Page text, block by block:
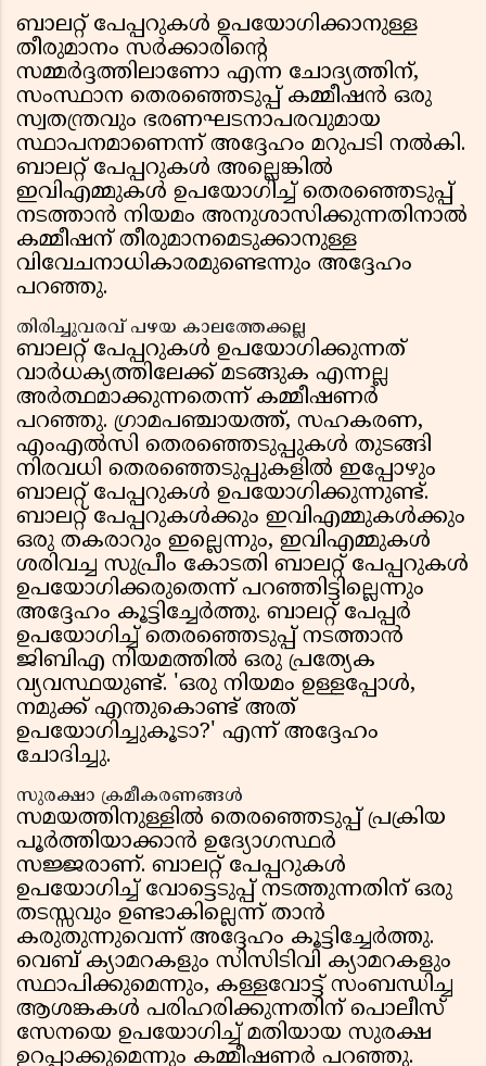
ബാലറ്റ് പേപ്പറുകൾ ഉപയോഗിക്കാനുള്ള
തീരുമാനം സർക്കാരിന്റെ
സമ്മർദ്ദത്തിലാണോ എന്ന ചോദ്യത്തിന്,
സംസ്ഥാന തെരഞ്ഞെടുപ്പ് കമ്മീഷൻ ഒരു
സ്വതന്ത്രവും ഭരണഘടനാപരവുമായ
സ്ഥാപനമാണെന്ന് അദ്ദേഹം മറുപടി നൽകി.
ബാലറ്റ് പേപ്പറുകൾ അല്ലെങ്കിൽ
ഇവിഎമ്മുകൾ ഉപയോഗിച്ച് തെരഞ്ഞെടുപ്പ്
നടത്താൻ നിയമം അനുശാസിക്കുന്നതിനാൽ
കമ്മീഷന് തീരുമാനമെടുക്കാനുള്ള
വിവേചനാധികാരമുണ്ടെന്നും അദ്ദേഹം
പറഞ്ഞു.
തിരിച്ചുവരവ് പഴയ കാലത്തേക്കല്ല
ബാലറ്റ് പേപ്പറുകൾ ഉപയോഗിക്കുന്നത്
വാർധക്യത്തിലേക്ക് മടങ്ങുക എന്നല്ല
അർത്ഥമാക്കുന്നതെന്ന് കമ്മീഷണർ
പറഞ്ഞു. ഗ്രാമപഞ്ചായത്ത്, സഹകരണ,
എംഎൽസി തെരഞ്ഞെടുപ്പുകൾ തുടങ്ങി
നിരവധി തെരഞ്ഞെടുപ്പുകളിൽ ഇപ്പോഴും
ബാലറ്റ് പേപ്പറുകൾ ഉപയോഗിക്കുന്നുണ്ട്.
ബാലറ്റ് പേപ്പറുകൾക്കും ഇവിഎമ്മുകൾക്കും
ഒരു തകരാറും ഇല്ലെന്നും, ഇവിഎമ്മുകൾ
ശരിവച്ച സുപ്രീം കോടതി ബാലറ്റ് പേപ്പറുകൾ
ഉപയോഗിക്കരുതെന്ന് പറഞ്ഞിട്ടില്ലെന്നും
അദ്ദേഹം കൂട്ടിച്ചേർത്തു. ബാലറ്റ് പേപ്പർ
ഉപയോഗിച്ച് തെരഞ്ഞെടുപ്പ് നടത്താൻ
ജിബിഎ നിയമത്തിൽ ഒരു പ്രത്യേക
വ്യവസ്ഥയുണ്ട്. 'ഒരു നിയമം ഉള്ളപ്പോൾ,
നമുക്ക് എന്തുകൊണ്ട് അത്
ഉപയോഗിച്ചുകൂടാ?' എന്ന് അദ്ദേഹം
ചോദിച്ചു.
സുരക്ഷാ ക്രമീകരണങ്ങൾ
സമയത്തിനുള്ളിൽ തെരഞ്ഞെടുപ്പ് പ്രക്രിയ
പൂർത്തിയാക്കാൻ ഉദ്യോഗസ്ഥർ
സജ്ജരാണ്. ബാലറ്റ് പേപ്പറുകൾ
ഉപയോഗിച്ച് വോട്ടെടുപ്പ് നടത്തുന്നതിന് ഒരു
തടസ്സവും ഉണ്ടാകില്ലെന്ന് താൻ
കരുതുന്നുവെന്ന് അദ്ദേഹം കൂട്ടിച്ചേർത്തു.
വെബ് ക്യാമറകളും സിസിടിവി ക്യാമറകളും
സ്ഥാപിക്കുമെന്നും, കള്ളവോട്ട് സംബന്ധിച്ച
ആശങ്കകൾ പരിഹരിക്കുന്നതിന് പൊലീസ്
സേനയെ ഉപയോഗിച്ച് മതിയായ സുരക്ഷ
ഉറപ്പാക്കുമെന്നും കമ്മീഷണർ പറഞ്ഞു.